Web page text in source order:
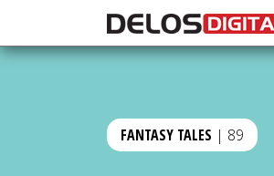
FANTASY TALES | 89